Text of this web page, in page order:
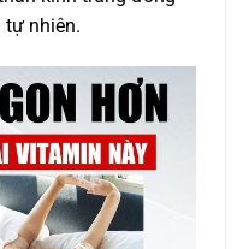
tự nhiên.